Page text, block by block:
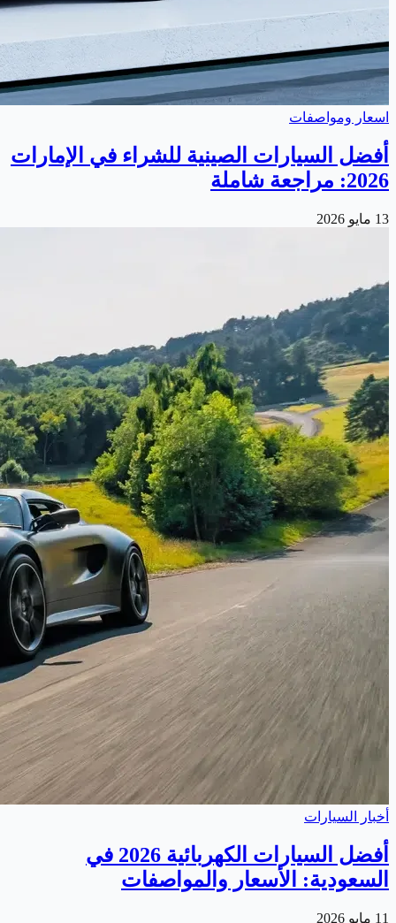
اسعار ومواصفات
أفضل السيارات الصينية للشراء في الإمارات
2026: مراجعة شاملة
13 مايو 2026
أخبار السيارات
أفضل السيارات الكهربائية 2026 في
السعودية: الأسعار والمواصفات
11 مايو 2026